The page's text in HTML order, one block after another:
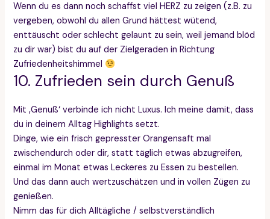
Wenn du es dann noch schaffst viel HERZ zu zeigen (z.B. zu
vergeben, obwohl du allen Grund hättest wütend,
enttäuscht oder schlecht gelaunt zu sein, weil jemand blöd
zu dir war) bist du auf der Zielgeraden in Richtung
Zufriedenheitshimmel
10. Zufrieden sein durch Genuß
Mit ‚Genuß‘ verbinde ich nicht Luxus. Ich meine damit, dass
du in deinem Alltag Highlights setzt.
Dinge, wie ein frisch gepresster Orangensaft mal
zwischendurch oder dir, statt täglich etwas abzugreifen,
einmal im Monat etwas Leckeres zu Essen zu bestellen.
Und das dann auch wertzuschätzen und in vollen Zügen zu
genießen.
Nimm das für dich Alltägliche / selbstverständlich